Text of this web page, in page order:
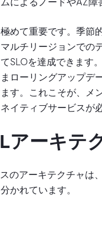
めて重要です。季節
ルチリージョンでの
SLOを達成できます
ローリングアップ
す。これこそが、メ
イティブサービスが
アーキテ
のアーキテクチャは
かれています。